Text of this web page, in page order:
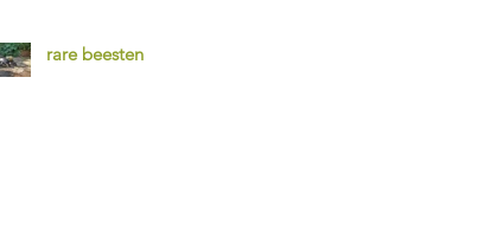
rare beesten